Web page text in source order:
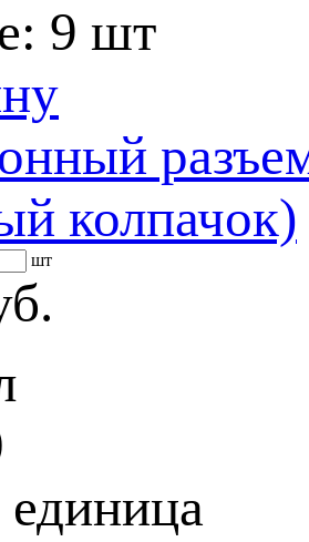
9 шт
колпачок)
шт
единица